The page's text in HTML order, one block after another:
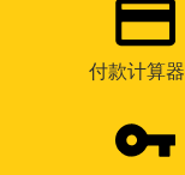
付款计算器